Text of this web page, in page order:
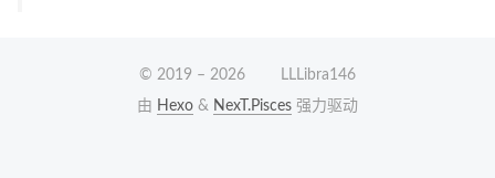
© 2019 –2026
LLLibra146
由 Hexo & NexT.Pisces 强力驱动